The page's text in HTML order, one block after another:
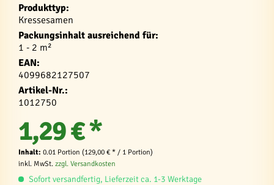
Produkttyp:
Kressesamen
Packungsinhalt ausreichend für:
1 - 2 m²
EAN:
4099682127507
Artikel-Nr.:
1012750
1,29 € *
Inhalt: 0.01 Portion (129,00 € * / 1 Portion)
inkl. MwSt. zzgl. Versandkosten
Sofort versandfertig, Lieferzeit ca. 1-3 Werktage